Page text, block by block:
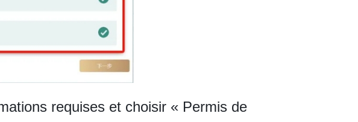
requises et choisir « Permis de